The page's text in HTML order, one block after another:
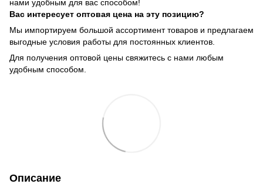
нами удобным для вас способом!
Вас интересует оптовая цена на эту позицию?
Мы импортируем большой ассортимент товаров и предлагаем
выгодные условия работы для постоянных клиентов.
Для получения оптовой цены свяжитесь с нами любым
удобным способом.
Описание